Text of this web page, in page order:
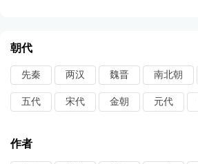
朝代
先秦 两汉 魏晋 南北朝
五代 宋代 金朝 元代
作者